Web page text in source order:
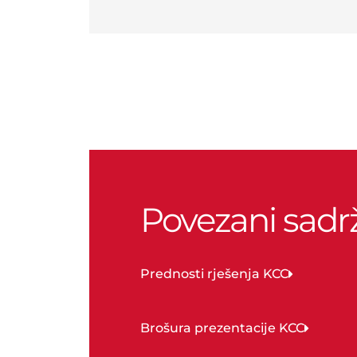
Povezani
Prednosti rješenja KCC
Brošura prezentacije KCC